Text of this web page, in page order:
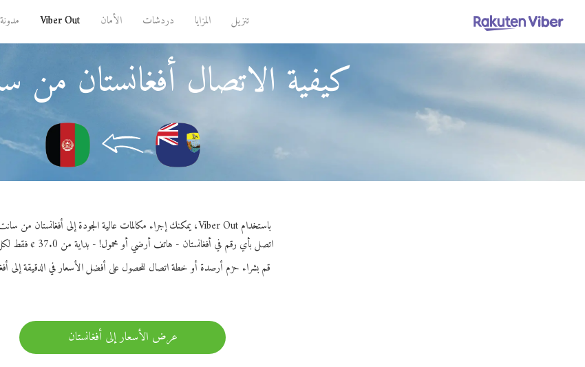
تنزيل المزايا دردشات الأمان Viber Out مدونة
كيفية الاتصال أفغانستان من
باستخدام Viber Out، يمكنك إجراء مكالمات عالية الجودة إلى أفغانستان من سانت هيلينا.
اتصل بأي رقم في أفغانستان - هاتف أرضي أو محمول! - بداية من 37.0 ¢ فقط لكل دقيقة.
قم بشراء حزم أرصدة أو خطة اتصال للحصول على أفضل الأسعار في الدقيقة إلى
عرض الأسعار إلى أفغانستان